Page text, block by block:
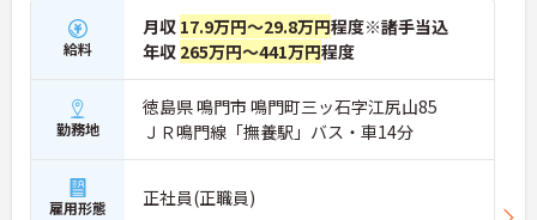
■ 安定収入を目指せる待遇
各種手当や賞与実績があります
・賞与計4.00ヶ月の過去実績
・夜勤手当支給
・皆勤手当あり
→ 安定した収入形成を目指せる環境です♪
給料
月収 17.9万円～29.8万円程度※諸手当込
年収 265万円～441万円程度
勤務地
徳島県 鳴門市 鳴門町三ッ石字江尻山85
ＪＲ鳴門線「撫養駅」バス・車14分
雇用形態 正社員(正職員)